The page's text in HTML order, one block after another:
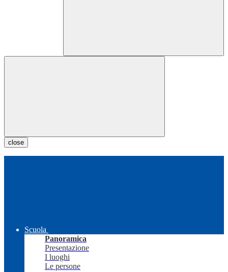
close
Scuola
Panoramica
Presentazione
I luoghi
Le persone